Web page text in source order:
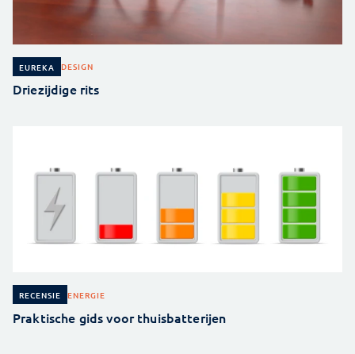
EUREKA DESIGN
Driezijdige rits
RECENSIE ENERGIE
Praktische gids voor thuisbatterijen